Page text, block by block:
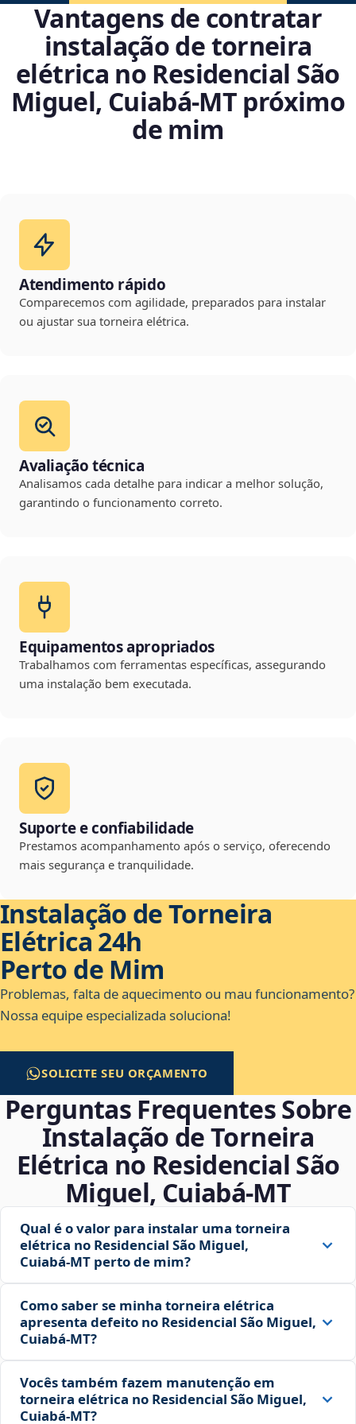
Vantagens de contratar
instalação de torneira
elétrica no Residencial São
Miguel, Cuiabá‑MT próximo
de mim
Atendimento rápido
Comparecemos com agilidade, preparados para instalar
ou ajustar sua torneira elétrica.
Avaliação técnica
Analisamos cada detalhe para indicar a melhor solução,
garantindo o funcionamento correto.
Equipamentos apropriados
Trabalhamos com ferramentas específicas, assegurando
uma instalação bem executada.
Suporte e confiabilidade
Prestamos acompanhamento após o serviço, oferecendo
mais segurança e tranquilidade.
Instalação de Torneira
Elétrica 24h
Perto de Mim
Problemas, falta de aquecimento ou mau funcionamento?
Nossa equipe especializada soluciona!
SOLICITE SEU ORÇAMENTO
Perguntas Frequentes Sobre
Instalação de Torneira
Elétrica no Residencial São
Miguel, Cuiabá‑MT
Qual é o valor para instalar uma torneira
elétrica no Residencial São Miguel,
Cuiabá‑MT perto de mim?
Como saber se minha torneira elétrica
apresenta defeito no Residencial São Miguel,
Cuiabá‑MT?
Vocês também fazem manutenção em
torneira elétrica no Residencial São Miguel,
Cuiabá‑MT?